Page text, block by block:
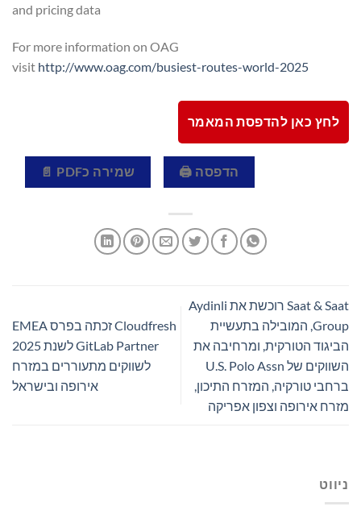
and pricing data
For more information on OAG
visit http://www.oag.com/busiest-routes-world-2025
לחץ כאן להדפסת המאמר
הדפסה 🖨 שמירה כPDF 📄
Saat & Saat רוכשת את Aydinli
Group, המובילה בתעשיית
הביגוד הטורקית, ומרחיבה את
השווקים של U.S. Polo Assn
ברחבי טורקיה, המזרח התיכון,
מזרח אירופה וצפון אפריקה
Cloudfresh זכתה בפרס EMEA
GitLab Partner לשנת 2025
לשווקים מתעוררים במזרח
אירופה ובישראל
ניווט